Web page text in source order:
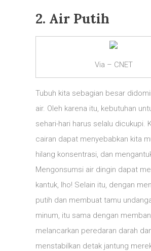
2. Air Putih
Via – CNET
Tubuh kita sebagian besar
air. Oleh karena itu, kebutuhan
sehari-hari harus selalu dicukupi.
cairan dapat menyebabkan kita
hilang konsentrasi, dan
Mengonsumsi air dingin dapat
kantuk, lho! Selain itu, dengan
putih dan membuat tamu
minum, itu sama dengan
melancarkan peredaran darah
menstabilkan detak jantung